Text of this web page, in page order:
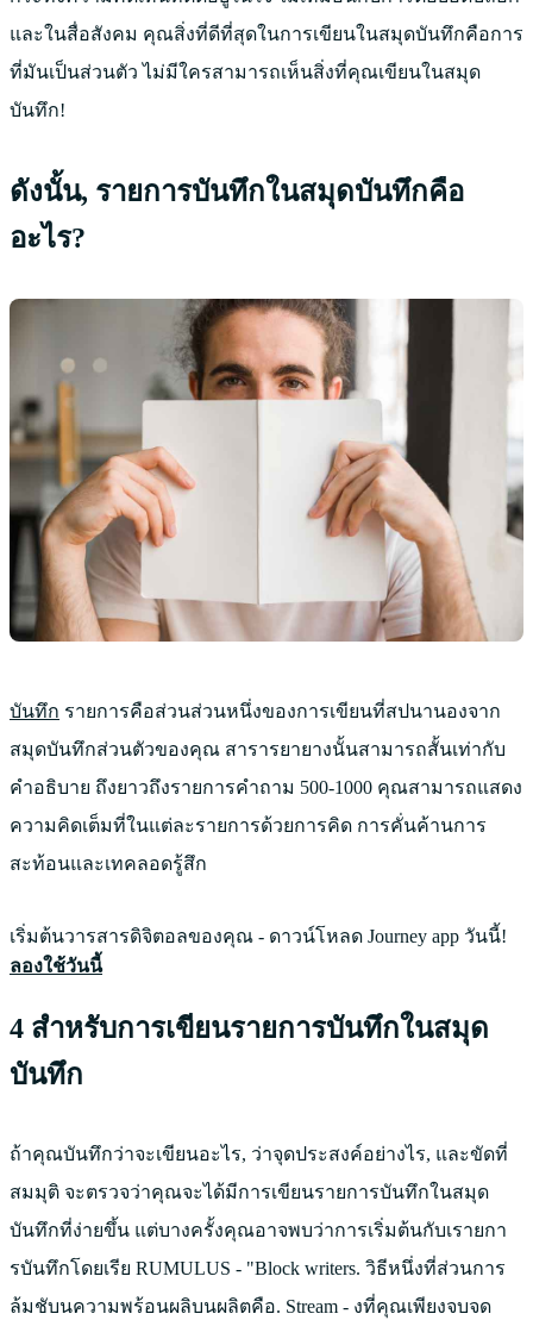
และในสื่อสังคม คุณสิ่งที่ดีที่สุดในการเขียนในสมุดบันทึกคือการ
ที่มันเป็นส่วนตัว ไม่มีใครสามารถเห็นสิ่งที่คุณเขียนในสมุด
บันทึก!
ดังนั้น, รายการบันทึกในสมุดบันทึกคือ
อะไร?
บันทึก รายการคือส่วนส่วนหนึ่งของการเขียนที่สปนานองจาก
สมุดบันทึกส่วนตัวของคุณ สารารยายางนั้นสามารถสั้นเท่ากับ
คำอธิบาย ถึงยาวถึงรายการคำถาม 500-1000 คุณสามารถแสดง
ความคิดเต็มที่ในแต่ละรายการด้วยการคิด การคั่นค้านการ
สะท้อนและเทคลอดรู้สึก
เริ่มต้นวารสารดิจิตอลของคุณ - ดาวน์โหลด Journey app วันนี้!
ลองใช้วันนี้
4 สำหรับการเขียนรายการบันทึกในสมุด
บันทึก
ถ้าคุณบันทึกว่าจะเขียนอะไร, ว่าจุดประสงค์อย่างไร, และขัดที่
สมมุติ จะตรวจว่าคุณจะได้มีการเขียนรายการบันทึกในสมุด
บันทึกที่ง่ายขึ้น แต่บางครั้งคุณอาจพบว่าการเริ่มต้นกับเรายกา
รบันทึกโดยเรีย RUMULUS - "Block writers. วิธีหนึ่งที่ส่วนการ
ล้มชับนความพร้อนผลิบนผลิตคือ. Stream - งที่คุณเพียงจบจด